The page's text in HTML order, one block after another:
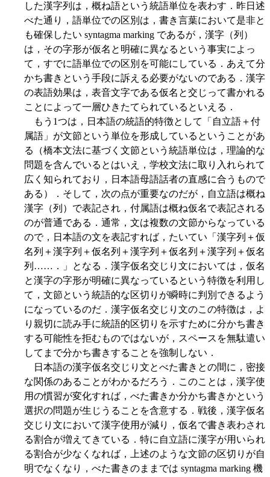
した漢字列は，概ね語という統語単位を表わす．昨日述
べた通り，語単位での区別は，書き言葉において是非と
も確保したい syntagma marking であるが，漢字（列）
は，その字形が仮名と明確に異なるという事実によっ
て，すでに語単位での区別を可能にしている．あえて分
かち書きという手段に訴える必要がないのである．漢字
の表語効果は，表音文字である仮名と交じって書かれる
ことによって一層ひきたてられているといえる．
もう1つは，日本語の統語的特徴として「自立語＋付
属語」が文節という単位を形成しているということがあ
る（橋本文法に基づく文節という統語単位は，理論的な
問題を含んでいるとはいえ，学校文法に取り入れられて
広く知られており，日本語母語話者の直感に合うもので
ある）．そして，次の点が重要なのだが，自立語は概ね
漢字（列）で表記され，付属語は概ね仮名で表記される
のが普通である．通常，文は複数の文節からなっている
ので，日本語の文を表記すれば，たいてい「漢字列＋仮
名列＋漢字列＋仮名列＋漢字列＋仮名列＋漢字列＋仮名
列……．」となる．漢字仮名交じり文においては，仮名
と漢字の字形が明確に異なっているという特徴を利用し
て，文節という統語的な区切りが瞬時に判別できるよう
になっているのだ．漢字仮名交じり文のこの特徴は，よ
り親切に読み手に統語的区切りを示すために分かち書き
する可能性を拒むものではないが，スペースを無駄遣い
してまで分かち書きすることを強制しない．
日本語の漢字仮名交じり文とべた書きとの間に，密接
な関係のあることがわかるだろう．このことは，漢字使
用の慣習が変化すれば，べた書きか分かち書きかという
選択の問題が生じうることを含意する．戦後，漢字仮名
交じり文において漢字使用が減り，仮名で書き表わされ
る割合が増えてきている．特に自立語に漢字が用いられ
る割合が少なくなれば，上述のような文節の区切りが自
明でなくなり，べた書きのままでは syntagma marking 機